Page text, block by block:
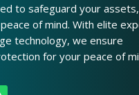
to safeguard your assets,
of mind. With elite
technology, we ensure
for your peace of